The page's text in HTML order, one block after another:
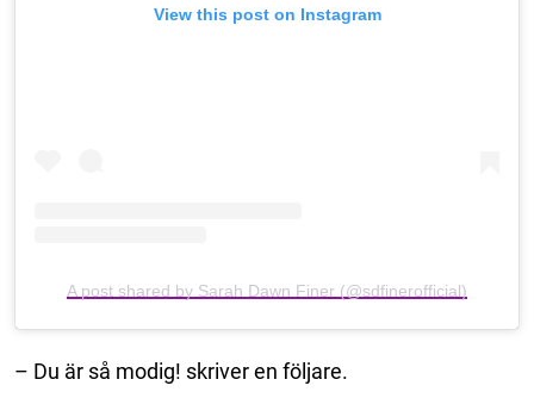
View this post on Instagram
A post shared by Sarah Dawn Finer (@sdfinerofficial)
– Du är så modig! skriver en följare.